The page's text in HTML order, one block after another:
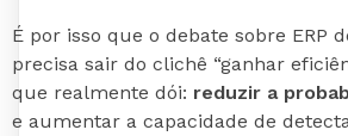
É por isso que o debate sobre ERP
precisa sair do clichê “ganhar
que realmente dói: reduzir a
e aumentar a capacidade de